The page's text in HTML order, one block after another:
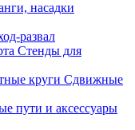
насадки
развал
Стенды для
Сдвижные
пути и аксессуары